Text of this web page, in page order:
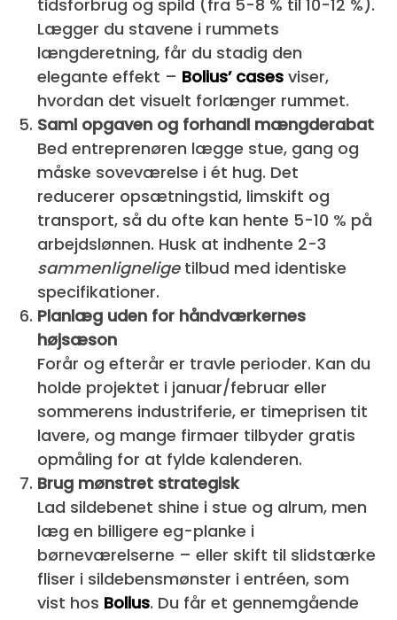
tidsforbrug og spild (fra 5-8 % til 10-12 %).
Lægger du stavene i rummets
længderetning, får du stadig den
elegante effekt – Bolius’ cases viser,
hvordan det visuelt forlænger rummet.
Saml opgaven og forhandl mængderabat
Bed entreprenøren lægge stue, gang og
måske soveværelse i ét hug. Det
reducerer opsætningstid, limskift og
transport, så du ofte kan hente 5-10 % på
arbejdslønnen. Husk at indhente 2-3
sammenligneligetilbud med identiske
specifikationer.
Planlæg uden for håndværkernes
højsæson
Forår og efterår er travle perioder. Kan du
holde projektet i januar/februar eller
sommerens industriferie, er timeprisen tit
lavere, og mange firmaer tilbyder gratis
opmåling for at fylde kalenderen.
Brug mønstret strategisk
Lad sildebenet shine i stue og alrum, men
læg en billigere eg-planke i
børneværelserne – eller skift til slidstærke
fliser i sildebensmønster i entréen, som
vist hos Bolius. Du får et gennemgående